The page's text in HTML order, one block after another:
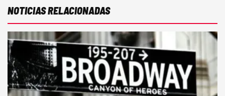
NOTICIAS RELACIONADAS